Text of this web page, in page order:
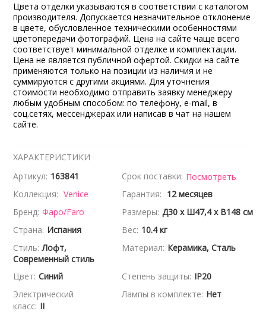
Цвета отделки указываются в соответствии с каталогом
производителя. Допускается незначительное отклонение
в цвете, обусловленное техническими особенностями
цветопередачи фотографий. Цена на сайте чаще всего
соответствует минимальной отделке и комплектации.
Цена не является публичной офертой. Скидки на сайте
применяются только на позиции из наличия и не
суммируются с другими акциями. Для уточнения
стоимости необходимо отправить заявку менеджеру
любым удобным способом: по телефону, e-mail, в
соц.сетях, мессенджерах или написав в чат на нашем
сайте.
ХАРАКТЕРИСТИКИ
Артикул: 163841 Срок поставки: Посмотреть
Коллекция: Venice Гарантия: 12 месяцев
Бренд: Фаро/Faro Размеры: Д30 x Ш47,4 x В148 см
Страна: Испания Вес: 10.4 кг
Стиль: Лофт,
Современный стиль
Материал: Керамика, Сталь
Цвет: Синий Степень защиты: IP20
Электрический
класс: II
Лампы в комплекте: Нет